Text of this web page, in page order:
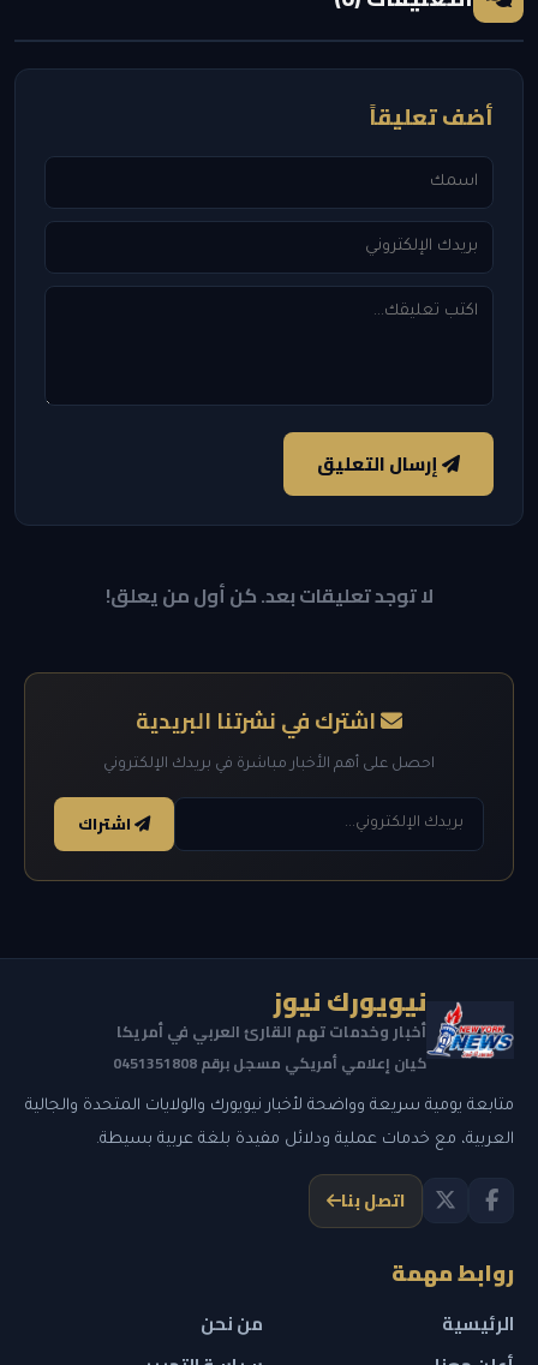
أضف تعليقاً
إرسال التعليق
لا توجد تعليقات بعد. كن أول من يعلق!
اشترك في نشرتنا البريدية
احصل على أهم الأخبار مباشرة في بريدك الإلكتروني
اشتراك
نيويورك نيوز
أخبار وخدمات تهم القارئ العربي في أمريكا
كيان إعلامي أمريكي مسجل برقم 0451351808
متابعة يومية سريعة وواضحة لأخبار نيويورك والولايات المتحدة والجالية
العربية، مع خدمات عملية ودلائل مفيدة بلغة عربية بسيطة.
اتصل بنا
روابط مهمة
الرئيسية
من نحن